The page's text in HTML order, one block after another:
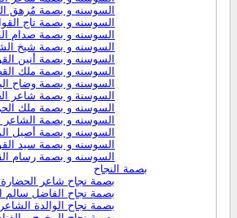
السوسنه و بصمة مُرهق
السوسنه و بصمة تاج
السوسنه و بصمة صدام
السوسنه و بصمة شيخ
السوسنه و بصمة أنين
السوسنه و بصمة ملك
السوسنه و بصمة وضاح
السوسنة و بصمة شاعر
السوسنه و بصمة ملك
السوسنه و بصمة الشاعر
السوسنه و بصمة أصيل
السوسنه و بصمة سيد
السوسنه و بصمة رسام
بصمة النجاح
بصمة نجاح شاعر
بصمة نجاح الفاضل سالم
بصمة نجاح الوالدة